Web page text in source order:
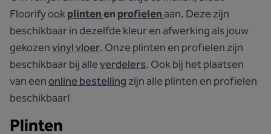
Floorify ookplinten en profielenaan. Deze zijn
beschikbaar in dezelfde kleur en afwerking als jouw
gekozenvinyl vloer. Onze plinten en profielen zijn
beschikbaar bij alleverdelers. Ook bij het plaatsen
van eenonline bestelling zijn alle plinten en profielen
beschikbaar!
Plinten